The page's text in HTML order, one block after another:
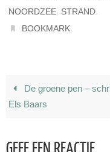
NOORDZEE, STRAND.
BOOKMARK.
De groene pen –
Els Baars